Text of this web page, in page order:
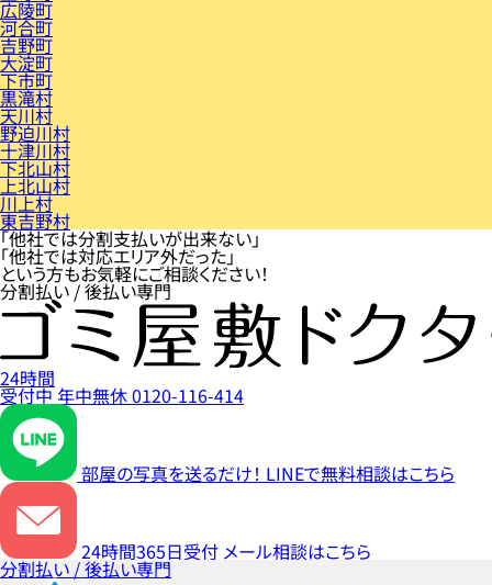
広陵町
河合町
吉野町
大淀町
下市町
黒滝村
天川村
野迫川村
十津川村
下北山村
上北山村
川上村
東吉野村
「他社では分割支払いが出来ない」
「他社では対応エリア外だった」
という方もお気軽にご相談ください！
分割払い / 後払い専門
24時間
受付中年中無休0120-116-414
部屋の写真を送るだけ！ LINEで無料相談はこちら
24時間365日受付 メール相談はこちら
分割払い / 後払い専門